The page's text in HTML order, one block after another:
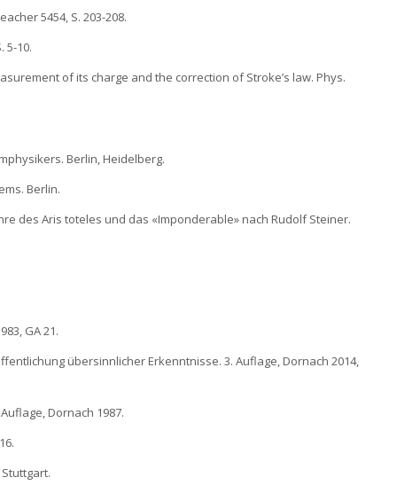
5454, S. 203-208.
5-10.
of its charge and the correction of Stroke’s law. Phys.
Berlin, Heidelberg.
Berlin.
des Aris toteles und das «Imponderable» nach Rudolf Steiner.
GA 21.
übersinnlicher Erkenntnisse. 3. Auflage, Dornach 2014,
Dornach 1987.